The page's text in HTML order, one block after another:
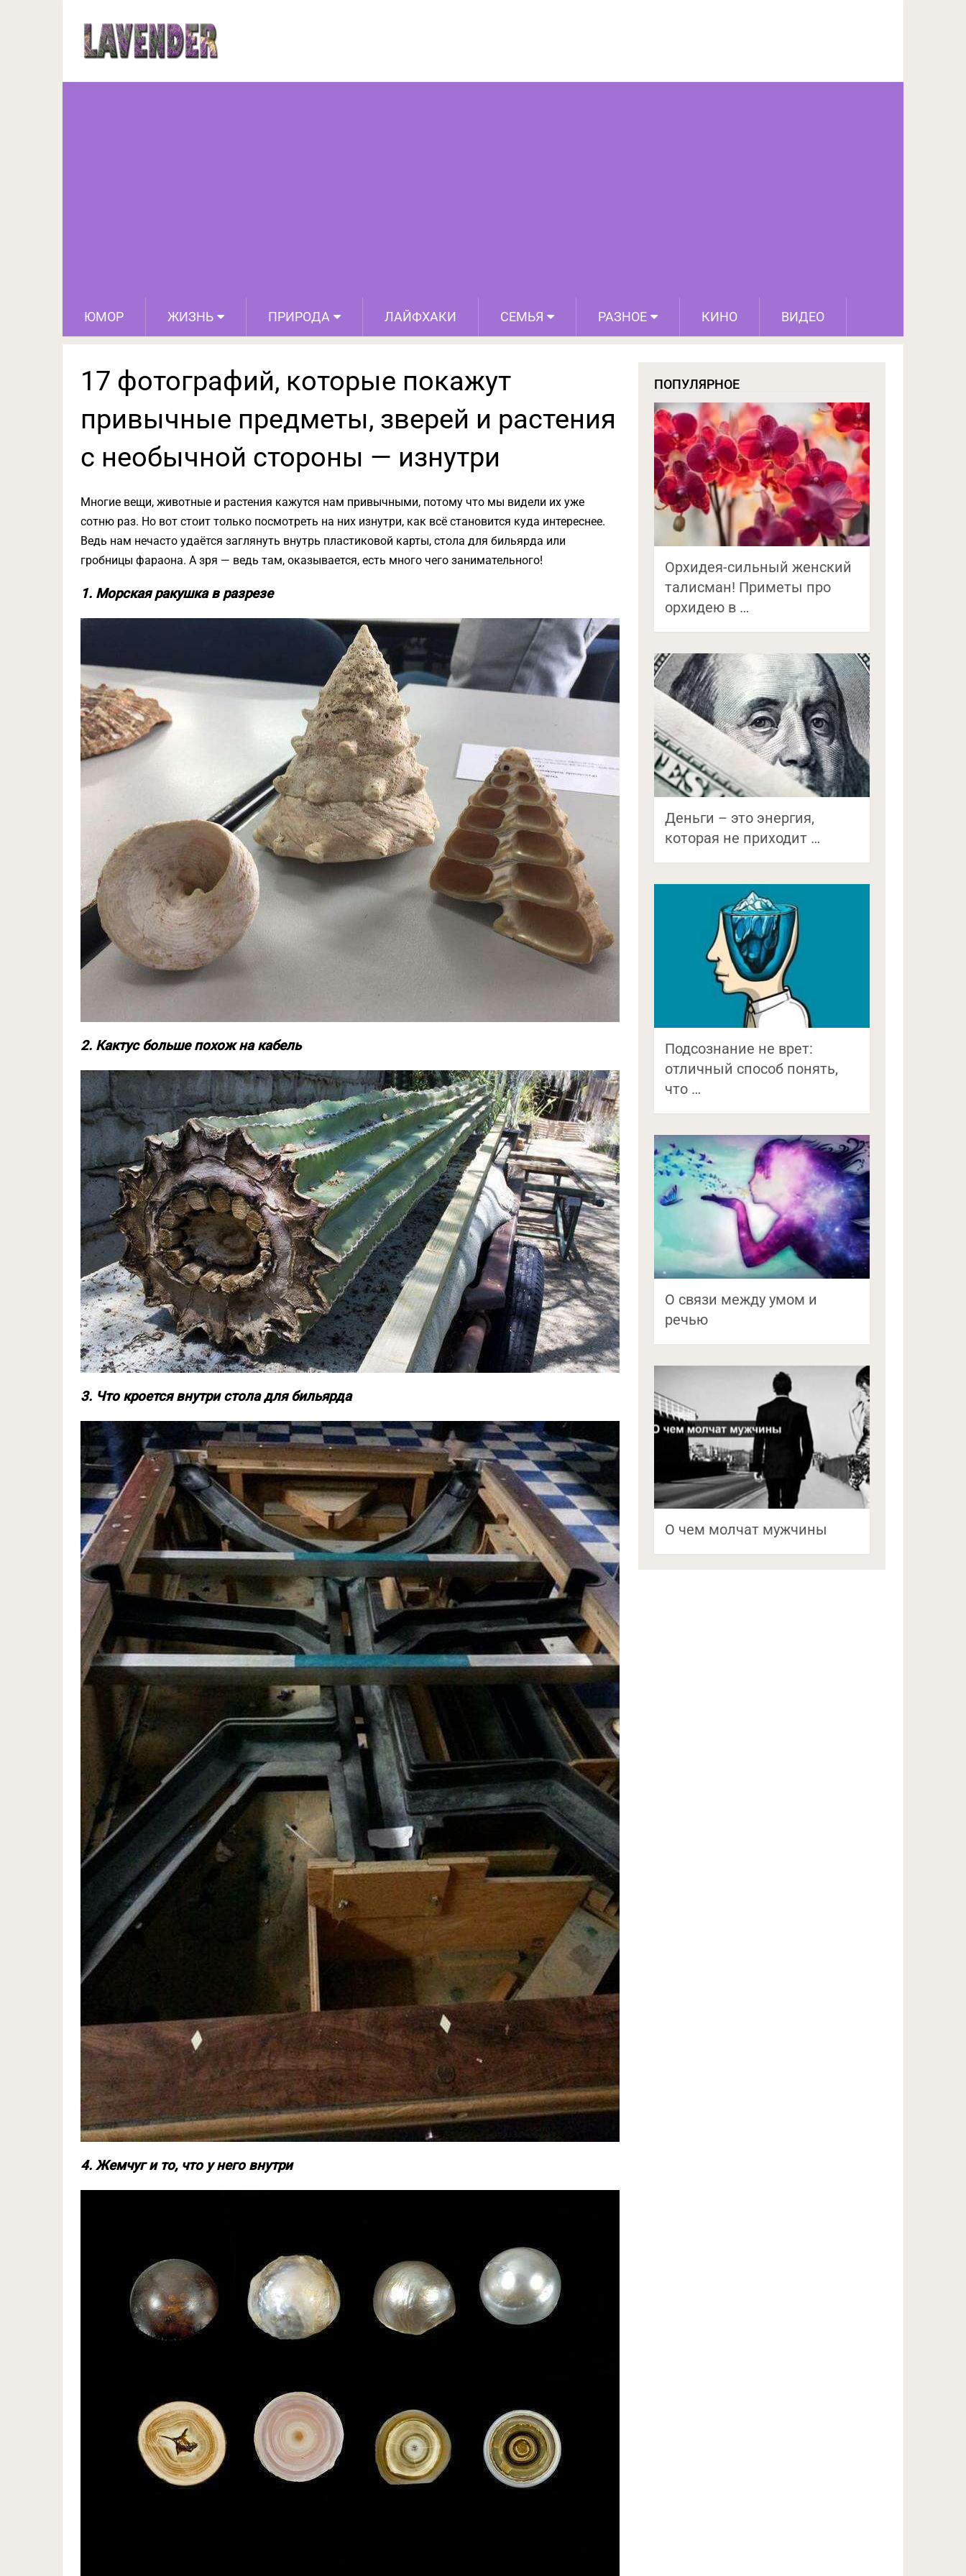
ЮМОР ЖИЗНЬ ПРИРОДА ЛАЙФХАКИ СЕМЬЯ РАЗНОЕ КИНО ВИДЕО
17 фотографий, которые покажут привычные предметы,
зверей и растения с необычной стороны — изнутри
17 фотографий, которые покажут
привычные предметы, зверей и растения
с необычной стороны — изнутри
Многие вещи, животные и растения кажутся нам привычными, потому что мы видели их уже
сотню раз. Но вот стоит только посмотреть на них изнутри, как всё становится куда интереснее.
Ведь нам нечасто удаётся заглянуть внутрь пластиковой карты, стола для бильярда или
гробницы фараона. А зря — ведь там, оказывается, есть много чего занимательного!
1. Морская ракушка в разрезе
2. Кактус больше похож на кабель
3. Что кроется внутри стола для бильярда
4. Жемчуг и то, что у него внутри
ПОПУЛЯРНОЕ
Орхидея-сильный женский
талисман! Приметы про
орхидею в …
Деньги – это энергия,
которая не приходит …
Подсознание не врет:
отличный способ понять,
что …
О связи между умом и
речью
О чем молчат мужчины